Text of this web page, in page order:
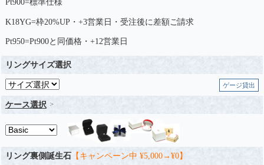
Pt900=標準仕様
K18YG=枠20%UP・+3営業日・受注後に差額ご請求
Pt950=Pt900と同価格・+12営業日
リングサイズ選択
ゲージ貸出
ケース選択
リング裏側誕生石【キャンペーン中 ¥5,000→¥0】